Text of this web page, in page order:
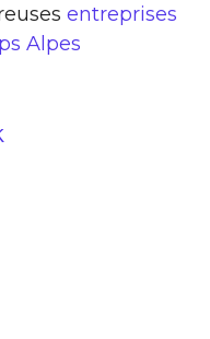
entreprises
Alpes